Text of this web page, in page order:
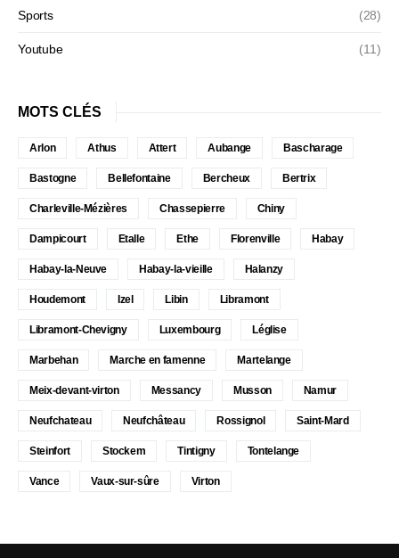
Sports (28)
Youtube (11)
MOTS CLÉS
Arlon Athus Attert Aubange Bascharage
Bastogne Bellefontaine Bercheux Bertrix
Charleville-Mézières Chassepierre Chiny
Dampicourt Etalle Ethe Florenville Habay
Habay-la-Neuve Habay-la-vieille Halanzy
Houdemont Izel Libin Libramont
Libramont-Chevigny Luxembourg Léglise
Marbehan Marche en famenne Martelange
Meix-devant-virton Messancy Musson Namur
Neufchateau Neufchâteau Rossignol Saint-Mard
Steinfort Stockem Tintigny Tontelange
Vance Vaux-sur-sûre Virton